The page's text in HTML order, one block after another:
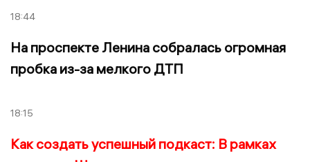
18:44
На проспекте Ленина собралась огромная
пробка из-за мелкого ДТП
18:15
Как создать успешный подкаст: В рамках